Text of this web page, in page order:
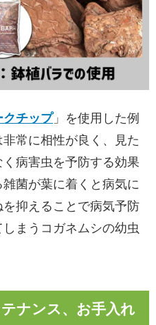
クチップ」を使用した例
常に相性が良く、見た
病害虫を予防する効果
菌が葉に着くと病気に
抑えることで病気予防
まうコガネムシの幼虫
ナンス、お手入れ